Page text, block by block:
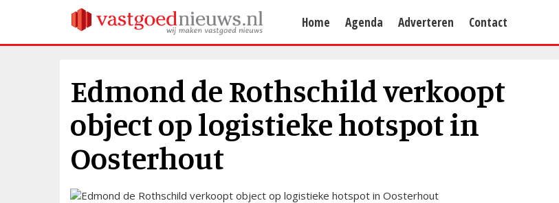
Home Agenda Adverteren Contact
Edmond de Rothschild verkoopt
object op logistieke hotspot in
Oosterhout